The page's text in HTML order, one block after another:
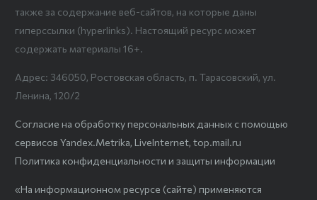
также за содержание веб-сайтов, на которые даны
гиперссылки (hyperlinks). Настоящий ресурс может
содержать материалы 16+.
Адрес: 346050, Ростовская область, п. Тарасовский, ул.
Ленина, 120/2
Согласие на обработку персональных данных с помощью
сервисов Yandex.Metrika, LiveInternet, top.mail.ru
Политика конфиденциальности и защиты информации
«На информационном ресурсе (сайте) применяются